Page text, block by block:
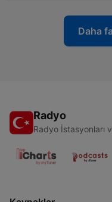
Daha
Radyo
Radyo İstasyonları